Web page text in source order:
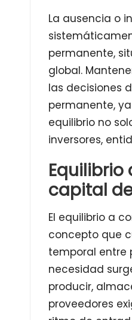
La ausencia o
permanente,
global.
las decisiones
permanente,
equilibrio no
inversores,
capital
El equilibrio a
concepto que
temporal entre
necesidad
producir,
proveedores